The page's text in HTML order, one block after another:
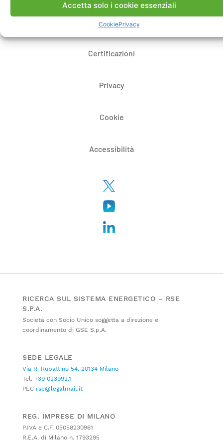
Accetta solo i cookie essenziali
CookiePrivacy
Whistleblowing
Certificazioni
Privacy
Cookie
Accessibilità
RICERCA SUL SISTEMA ENERGETICO – RSE
S.P.A.
Società con Socio Unico soggetta a direzione e
coordinamento di GSE S.p.A.
SEDE LEGALE
Via R. Rubattino 54, 20134 Milano
Tel. +39 023992.1
PEC rse@legalmail.it
REG. IMPRESE DI MILANO
P.IVA e C.F. 05058230961
R.E.A. di Milano n. 1793295